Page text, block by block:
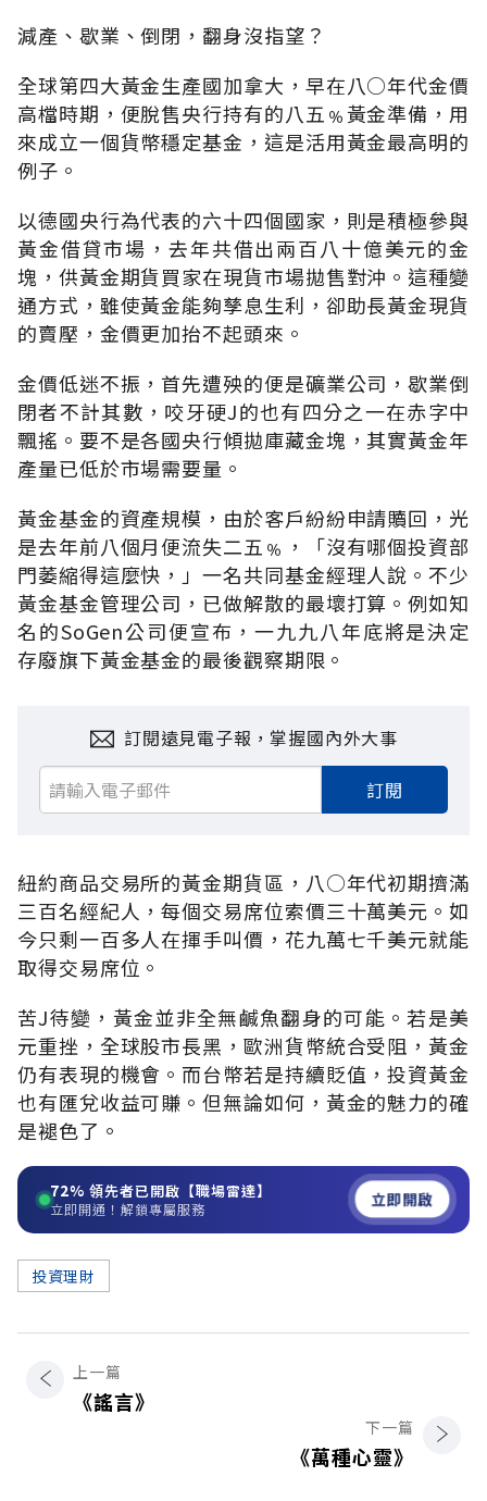
減產、歇業、倒閉，翻身沒指望？
全球第四大黃金生產國加拿大，早在八○年代金價
高檔時期，便脫售央行持有的八五﹪黃金準備，用
來成立一個貨幣穩定基金，這是活用黃金最高明的
例子。
以德國央行為代表的六十四個國家，則是積極參與
黃金借貸市場，去年共借出兩百八十億美元的金
塊，供黃金期貨買家在現貨市場拋售對沖。這種變
通方式，雖使黃金能夠孳息生利，卻助長黃金現貨
的賣壓，金價更加抬不起頭來。
金價低迷不振，首先遭殃的便是礦業公司，歇業倒
閉者不計其數，咬牙硬J的也有四分之一在赤字中
飄搖。要不是各國央行傾拋庫藏金塊，其實黃金年
產量已低於市場需要量。
黃金基金的資產規模，由於客戶紛紛申請贖回，光
是去年前八個月便流失二五﹪，「沒有哪個投資部
門萎縮得這麼快，」一名共同基金經理人說。不少
黃金基金管理公司，已做解散的最壞打算。例如知
名的SoGen公司便宣布，一九九八年底將是決定
存廢旗下黃金基金的最後觀察期限。
訂閱遠見電子報，掌握國內外大事
訂閱
紐約商品交易所的黃金期貨區，八○年代初期擠滿
三百名經紀人，每個交易席位索價三十萬美元。如
今只剩一百多人在揮手叫價，花九萬七千美元就能
取得交易席位。
苦J待變，黃金並非全無鹹魚翻身的可能。若是美
元重挫，全球股市長黑，歐洲貨幣統合受阻，黃金
仍有表現的機會。而台幣若是持續貶值，投資黃金
也有匯兌收益可賺。但無論如何，黃金的魅力的確
是褪色了。
72% 領先者已開啟【職場雷達】
立即開通！解鎖專屬服務 立即開啟
投資理財
上一篇
《謠言》
下一篇
《萬種心靈》